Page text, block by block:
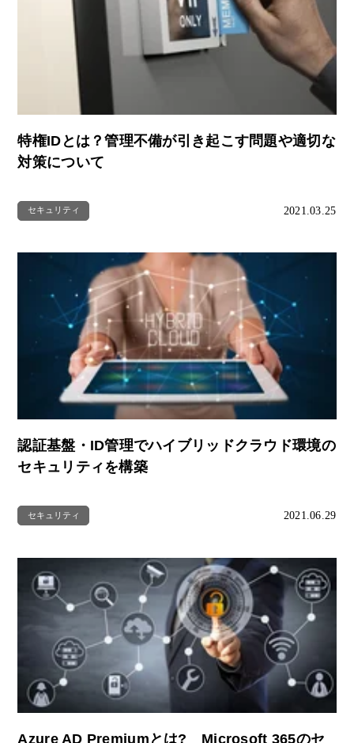
特権IDとは？管理不備が引き起こす問題や適切な
対策について
セキュリティ 2021.03.25
認証基盤・ID管理でハイブリッドクラウド環境の
セキュリティを構築
セキュリティ 2021.06.29
Azure AD Premiumとは? Microsoft 365のセ